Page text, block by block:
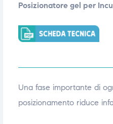
Posizionatore gel per
Una fase importante di
posizionamento riduce